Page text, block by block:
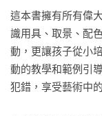
這本書擁有所有偉
識用具、取景、配
動，更讓孩子從小
動的教學和範例引
犯錯，享受藝術中